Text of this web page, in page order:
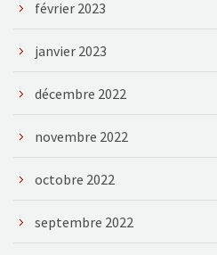
février 2023
janvier 2023
décembre 2022
novembre 2022
octobre 2022
septembre 2022